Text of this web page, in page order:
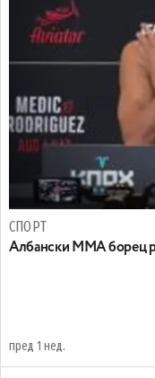
СПОРТ
Албански ММА борец
пред 1 нед.